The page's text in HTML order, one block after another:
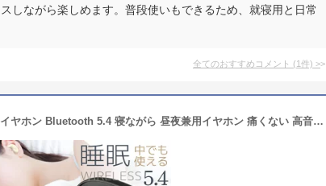
しながら楽しめます。普段使いもできるため、就寝用と日常
全てのおすすめコメント (1件) >
寝ホン 睡眠用イヤホン ワイヤレスイヤホン Bluetooth 5.4 寝ながら 昼夜兼用イヤホン 痛くない 高音質 おしゃれ ブラック ベージュ iphone Android ブルートゥース イヤホン 自動ペアリング 長時間再生 両耳 片耳 電池残量 Type-C